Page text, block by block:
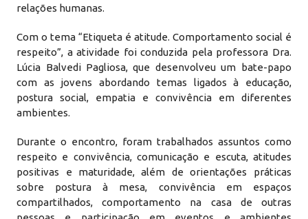
relações humanas.
Com o tema “Etiqueta é atitude. Comportamento social é
respeito”, a atividade foi conduzida pela professora Dra.
Lúcia Balvedi Pagliosa, que desenvolveu um bate-papo
com as jovens abordando temas ligados à educação,
postura social, empatia e convivência em diferentes
ambientes.
Durante o encontro, foram trabalhados assuntos como
respeito e convivência, comunicação e escuta, atitudes
positivas e maturidade, além de orientações práticas
sobre postura à mesa, convivência em espaços
compartilhados, comportamento na casa de outras